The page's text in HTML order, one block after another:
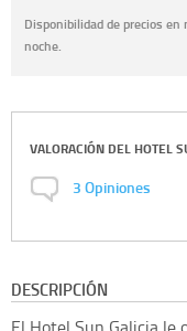
Disponibilidad de precios
noche.
VALORACIÓN DEL HOTEL
3Opiniones
DESCRIPCIÓN